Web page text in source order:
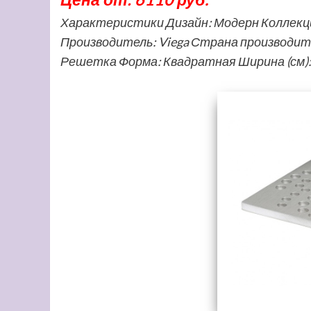
Характеристики Дизайн: Модерн
Производитель: Viega Страна
Решетка Форма: Квадратная Ширина (см):